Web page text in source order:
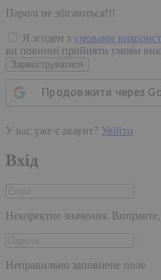
Паролі не збігаються!!!
Я згоден з умовами
ви повинні прийняти умови
Зареєструватися
Продовжити через
У вас уже є акаунт? Увійти
Вхід
Некоректне значення. Виправте,
Неправильно заповнене поле